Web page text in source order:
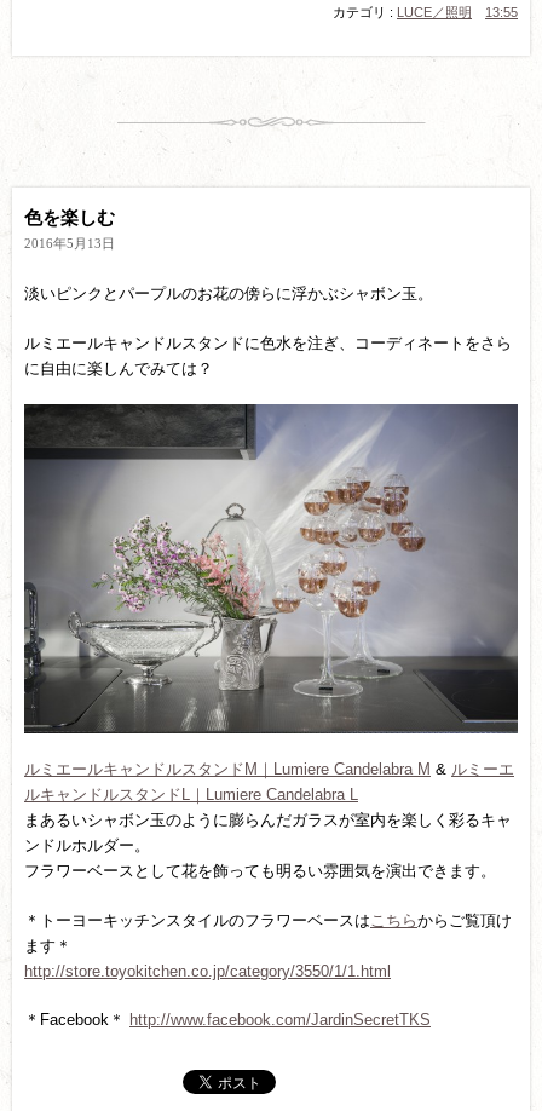
カテゴリ :
LUCE／照明 13:55
色を楽しむ
2016年5月13日
淡いピンクとパープルのお花の傍らに浮かぶシャボン玉。
ルミエールキャンドルスタンドに色水を注ぎ、コーディネートをさら
に自由に楽しんでみては？
ルミエールキャンドルスタンドM｜Lumiere Candelabra M & ルミーエ
ルキャンドルスタンドL｜Lumiere Candelabra L
まあるいシャボン玉のように膨らんだガラスが室内を楽しく彩るキャ
ンドルホルダー。
フラワーベースとして花を飾っても明るい雰囲気を演出できます。
＊トーヨーキッチンスタイルのフラワーベースは こちらからご覧頂け
ます＊
http://store.toyokitchen.co.jp/category/3550/1/1.html
＊Facebook＊ http://www.facebook.com/JardinSecretTKS